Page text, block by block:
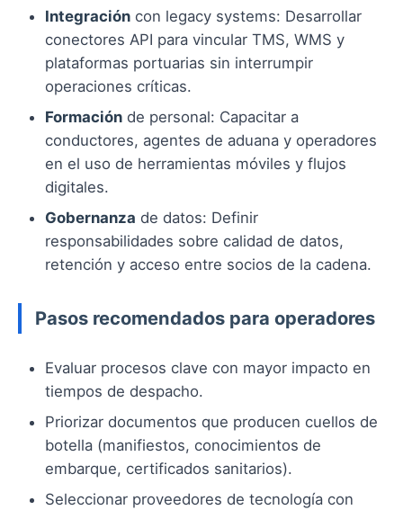
Integración con legacy systems: Desarrollar
conectores API para vincular TMS, WMS y
plataformas portuarias sin interrumpir
operaciones críticas.
Formación de personal: Capacitar a
conductores, agentes de aduana y operadores
en el uso de herramientas móviles y flujos
digitales.
Gobernanza de datos: Definir
responsabilidades sobre calidad de datos,
retención y acceso entre socios de la cadena.
Pasos recomendados para operadores
Evaluar procesos clave con mayor impacto en
tiempos de despacho.
Priorizar documentos que producen cuellos de
botella (manifiestos, conocimientos de
embarque, certificados sanitarios).
Seleccionar proveedores de tecnología con